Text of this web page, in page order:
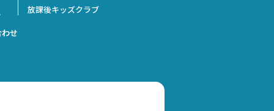
せ
放課後キッズクラブ